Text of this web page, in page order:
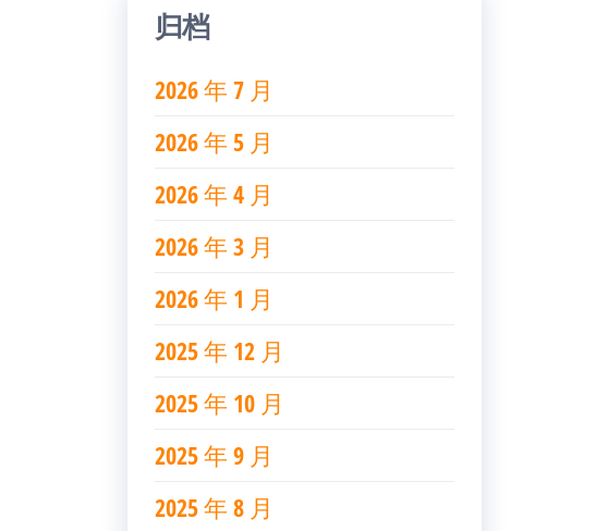
归档
2026 年 7 月
2026 年 5 月
2026 年 4 月
2026 年 3 月
2026 年 1 月
2025 年 12 月
2025 年 10 月
2025 年 9 月
2025 年 8 月